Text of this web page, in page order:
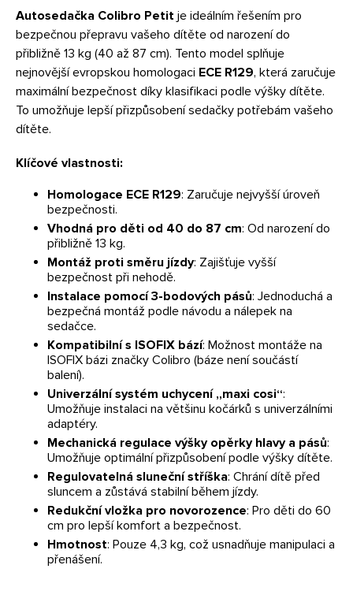
Autosedačka Colibro Petit je ideálním řešením pro
bezpečnou přepravu vašeho dítěte od narození do
přibližně 13 kg (40 až 87 cm). Tento model splňuje
nejnovější evropskou homologaci ECE R129, která zaručuje
maximální bezpečnost díky klasifikaci podle výšky dítěte.
To umožňuje lepší přizpůsobení sedačky potřebám vašeho
dítěte.
Klíčové vlastnosti:
Homologace ECE R129: Zaručuje nejvyšší úroveň
bezpečnosti.
Vhodná pro děti od 40 do 87 cm: Od narození do
přibližně 13 kg.
Montáž proti směru jízdy: Zajišťuje vyšší
bezpečnost při nehodě.
Instalace pomocí 3-bodových pásů: Jednoduchá a
bezpečná montáž podle návodu a nálepek na
sedačce.
Kompatibilní s ISOFIX bází: Možnost montáže na
ISOFIX bázi značky Colibro (báze není součástí
balení).
Univerzální systém uchycení „maxi cosi“:
Umožňuje instalaci na většinu kočárků s univerzálními
adaptéry.
Mechanická regulace výšky opěrky hlavy a pásů:
Umožňuje optimální přizpůsobení podle výšky dítěte.
Regulovatelná sluneční stříška: Chrání dítě před
sluncem a zůstává stabilní během jízdy.
Redukční vložka pro novorozence: Pro děti do 60
cm pro lepší komfort a bezpečnost.
Hmotnost: Pouze 4,3 kg, což usnadňuje manipulaci a
přenášení.